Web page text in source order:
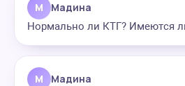
М Мадина
Нормально ли КТГ? Имеются
М Мадина